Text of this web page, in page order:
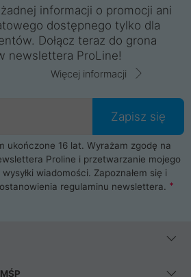
informacji o promocji ani
dostępnego tylko dla
Dołącz teraz do grona
newslettera ProLine!
Więcej informacji
Zapisz się
ukończone 16 lat. Wyrażam zgodę na
Proline i przetwarzanie mojego
wiadomości. Zapoznałem się i
regulaminu newslettera.